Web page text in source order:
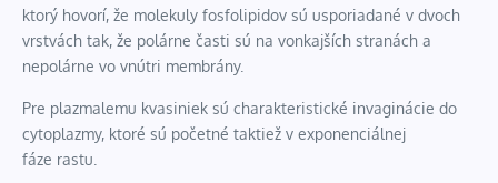
ktorý hovorí, že molekuly fosfolipidov sú usporiadané v dvoch
vrstvách tak, že polárne časti sú na vonkajších stranách a
nepolárne vo vnútri membrány.
Pre plazmalemu kvasiniek sú charakteristické invaginácie do
cytoplazmy, ktoré sú početné taktiež v exponenciálnej
fáze rastu.